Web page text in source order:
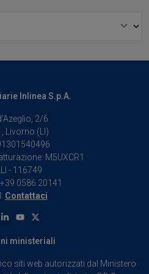
dei social media e per
utilizza il nostro sito con i
potrebbero combinarle
loro servizi.
Inlinea S.p.A.
2/6
Livorno (LI)
M5UXCR1
LI - 116749
0586 20141
Contattaci
LinkedinYoutube
X
ministeriali
siti web autorizzati dal Ministero